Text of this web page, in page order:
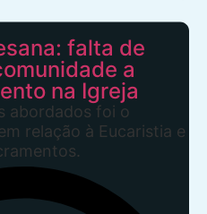
falta de
a
na Igreja
abordados foi o
relação à Eucaristia e